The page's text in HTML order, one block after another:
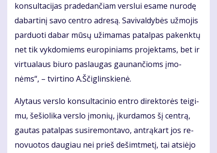
kon­sul­ta­ci­jas pra­de­dan­čiam ver­slui esa­me nu­ro­dę
da­bar­ti­nį sa­vo cen­tro ad­re­są. Sa­vi­val­dy­bės už­mo­jis
par­duo­ti da­bar mū­sų už­ima­mas pa­tal­pas pa­kenk­tų
net tik vyk­do­miems eu­ro­pi­niams pro­jek­tams, bet ir
vir­tu­a­laus biu­ro pa­slau­gas gau­nan­čioms įmo­
nėms“, – tvir­ti­no A.Ščig­lins­kie­nė.
Aly­taus ver­slo kon­sul­ta­ci­nio en­tro di­rek­to­rės tei­gi­
mu, še­šio­li­ka ver­slo įmo­nių, įkur­da­mos šį cen­trą,
gau­tas pa­tal­pas su­si­re­mon­ta­vo, ant­rą­kart jos re­
no­vuo­tos dau­giau nei prieš de­šimt­me­tį, tai at­si­ė­jo